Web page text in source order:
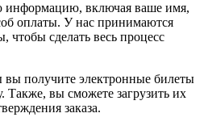
информацию, включая ваше имя,
оплаты. У нас принимаются
чтобы сделать весь процесс
получите электронные билеты
Также, вы сможете загрузить их
заказа.